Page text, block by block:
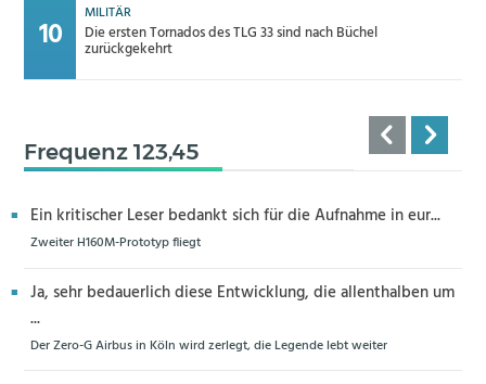
MILITÄR
Die ersten Tornados des TLG 33 sind nach Büchel
zurückgekehrt
Frequenz 123,45
Ein kritischer Leser bedankt sich für die Aufnahme in eur...
Zweiter H160M-Prototyp fliegt
Ja, sehr bedauerlich diese Entwicklung, die allenthalben um
...
Der Zero-G Airbus in Köln wird zerlegt, die Legende lebt weiter